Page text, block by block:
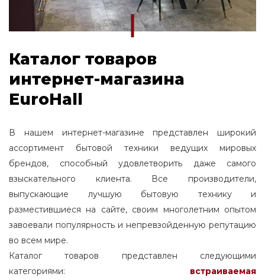
Каталог товаров
интернет-магазина
EuroHall
В нашем интернет-магазине представлен широкий
ассортимент бытовой техники ведущих мировых
брендов, способный удовлетворить даже самого
взыскательного клиента. Все производители,
выпускающие лучшую бытовую технику и
разместившиеся на сайте, своим многолетним опытом
завоевали популярность и непревзойденную репутацию
во всем мире.
Каталог товаров представлен следующими
категориями: встраиваемая